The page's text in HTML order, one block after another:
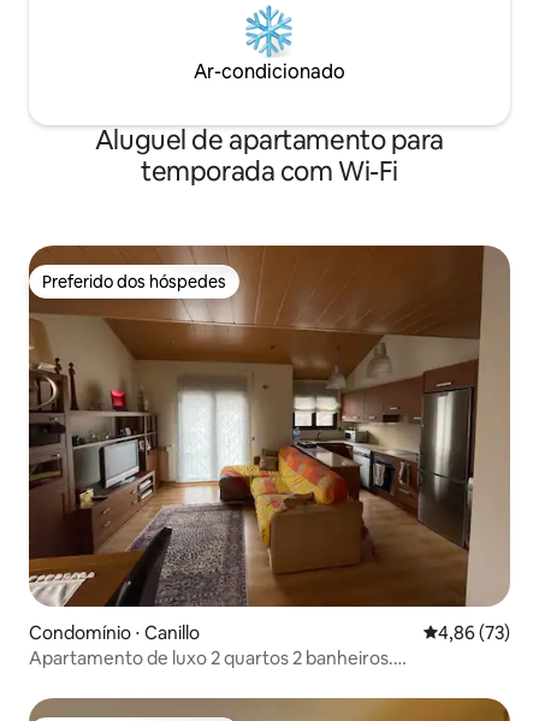
Ar-condicionado
Aluguel de apartamento para
temporada com Wi-Fi
Preferido dos hóspedes
Preferido dos hóspedes
Condomínio ⋅ Canillo 4,86 de uma
4,86 (73)
Apartamento de luxo 2 quartos 2 banheiros.